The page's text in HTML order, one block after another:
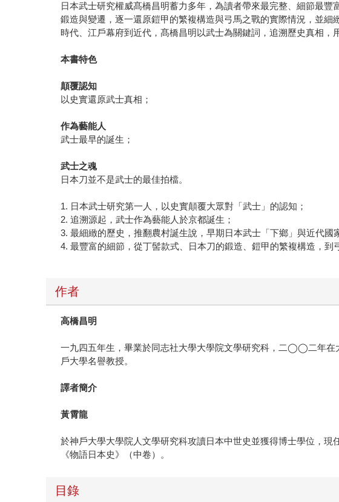
日本武士研究權威髙橋昌明蓄力多年，為讀者帶來最完整、細節最
鍛造與變遷，逐一還原鎧甲的繁複構造與弓馬之戰的實際情況，並
時代、江戶幕府到近代，髙橋昌明以武士為關鍵詞，追溯歷史真相，
本書特色
顛覆認知
以史實還原武士真相；
作為藝能人
武士最早的誕生；
武士之魂
日本刀並不是武士的最佳拍檔。
1. 日本武士研究第一人，以史實顛覆大眾對「武士」的認知；
2. 追溯源起，武士作為藝能人於京都誕生；
3. 最細緻的歷史，推翻農村誕生說，早期日本武士「下鄉」與近代國
4. 最豐富的細節，從丁髻款式、日本刀的鍛造、鎧甲的繁複構造，到
作者
高橋昌明
一九四五年生，畢業於同志社大學大學院文學研究科，二◯◯二年在
戶大學名譽教授。
譯者簡介
黃霄龍
於神戶大學大學院人文學研究科攻讀日本中世史並獲得博士學位，
《物語日本史》（中卷）。
目錄